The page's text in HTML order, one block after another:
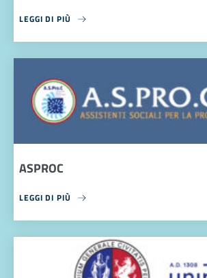
LEGGI DI PIÙ
ASPROC
LEGGI DI PIÙ